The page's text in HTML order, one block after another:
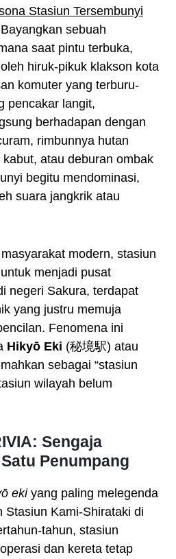
Stasiun Tersembunyi
sebuah
saat pintu terbuka,
hiruk-pikuk klakson kota
komuter yang terburu-
pencakar langit,
berhadapan dengan
rimbunnya hutan
atau deburan ombak
begitu mendominasi,
suara jangkrik atau
modern, stasiun
menjadi pusat
negeri Sakura, terdapat
yang justru memuja
Fenomena ini
Hikyō Eki (秘境駅) atau
sebagai “stasiun
wilayah belum
Sengaja
Penumpang
ekiyang paling melegenda
Stasiun Kami-Shirataki di
tahun, stasiun
dan kereta tetap